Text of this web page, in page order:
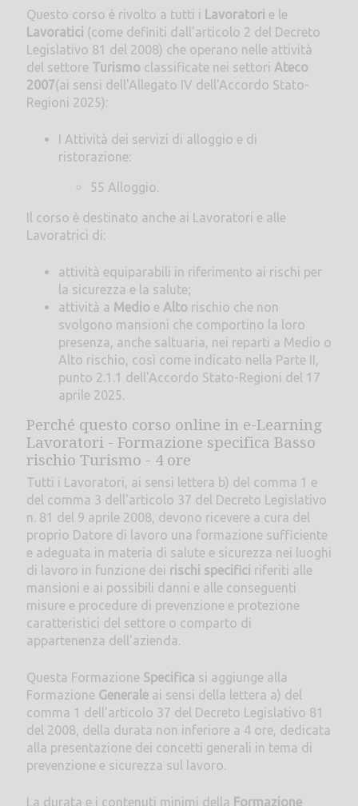
Questo corso è rivolto a tutti i Lavoratori e le
Lavoratici (come definiti dall'articolo 2 del Decreto
Legislativo 81 del 2008) che operano nelle attività
del settore Turismoclassificate nei settori Ateco
2007(ai sensi dell'Allegato IV dell'Accordo Stato-
Regioni 2025):
I Attività dei servizi di alloggio e di
ristorazione:
55 Alloggio.
Il corso è destinato anche ai Lavoratori e alle
Lavoratrici di:
attività equiparabili in riferimento ai rischi per
la sicurezza e la salute;
attività a Medioe Altorischio che non
svolgono mansioni che comportino la loro
presenza, anche saltuaria, nei reparti a Medio o
Alto rischio, così come indicato nella Parte II,
punto 2.1.1 dell'Accordo Stato-Regioni del 17
aprile 2025.
Perché questo corso online in e-Learning
Lavoratori - Formazione specifica Basso
rischio Turismo - 4 ore
Tutti i Lavoratori, ai sensi lettera b) del comma 1 e
del comma 3 dell'articolo 37 del Decreto Legislativo
n. 81 del 9 aprile 2008, devono ricevere a cura del
proprio Datore di lavoro una formazione sufficiente
e adeguata in materia di salute e sicurezza nei luoghi
di lavoro in funzione dei rischi specifici riferiti alle
mansioni e ai possibili danni e alle conseguenti
misure e procedure di prevenzione e protezione
caratteristici del settore o comparto di
appartenenza dell'azienda.
Questa Formazione Specifica si aggiunge alla
Formazione Generaleai sensi della lettera a) del
comma 1 dell'articolo 37 del Decreto Legislativo 81
del 2008, della durata non inferiore a 4 ore, dedicata
alla presentazione dei concetti generali in tema di
prevenzione e sicurezza sul lavoro.
La durata e i contenuti minimi della Formazione